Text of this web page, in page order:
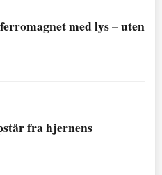
med lys – uten
fra hjernens